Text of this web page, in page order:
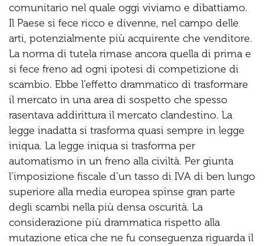
comunitario nel quale oggi viviamo e dibattiamo.
Il Paese si fece ricco e divenne, nel campo delle
arti, potenzialmente più acquirente che venditore.
La norma di tutela rimase ancora quella di prima e
si fece freno ad ogni ipotesi di competizione di
scambio. Ebbe l’effetto drammatico di trasformare
il mercato in una area di sospetto che spesso
rasentava addirittura il mercato clandestino. La
legge inadatta si trasforma quasi sempre in legge
iniqua. La legge iniqua si trasforma per
automatismo in un freno alla civiltà. Per giunta
l’imposizione fiscale d’un tasso di IVA di ben lungo
superiore alla media europea spinse gran parte
degli scambi nella più densa oscurità. La
considerazione più drammatica rispetto alla
mutazione etica che ne fu conseguenza riguarda il